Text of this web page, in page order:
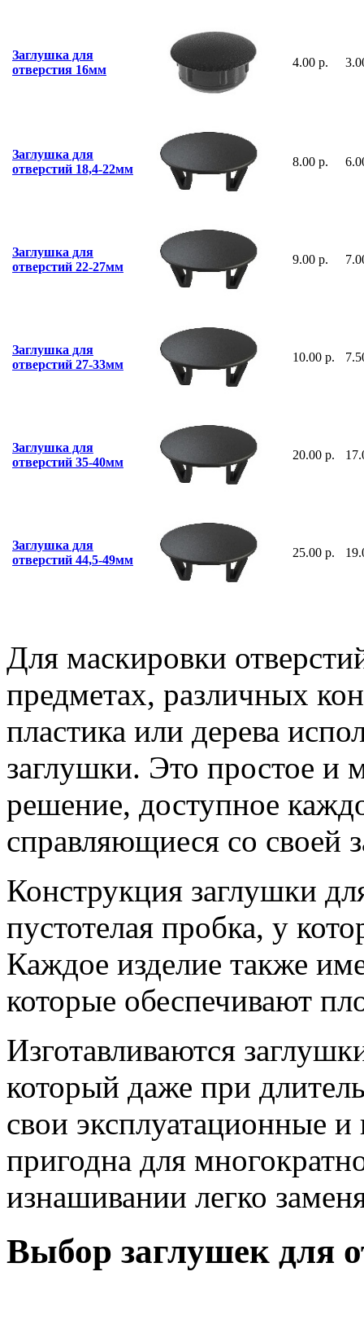
Заглушка для
отверстия 16мм
4.00 р.
Заглушка для
отверстий 18,4-22мм
8.00 р.
Заглушка для
отверстий 22-27мм
9.00 р.
Заглушка для
отверстий 27-33мм
10.00 р.
Заглушка для
отверстий 35-40мм
20.00 р.
Заглушка для
отверстий 44,5-49мм
25.00 р.
Для маскировки
предметах, различных
пластика или дерева
заглушки. Это простое и
решение, доступное
справляющиеся со своей
Конструкция заглушки
пустотелая пробка, у
Каждое изделие также
которые обеспечивают
Изготавливаются
который даже при
свои эксплуатационные
пригодна для
изнашивании легко
Выбор заглушек для